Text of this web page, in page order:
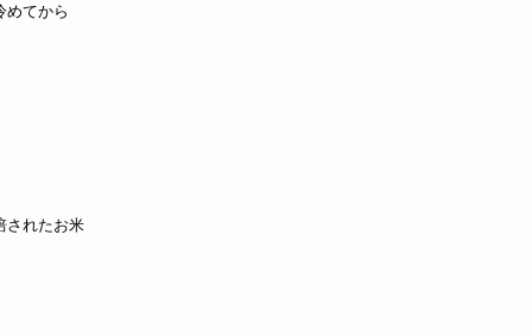
めてから
されたお米